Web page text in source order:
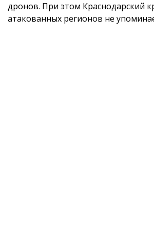
дронов. При этом Краснодарский
атакованных регионов не